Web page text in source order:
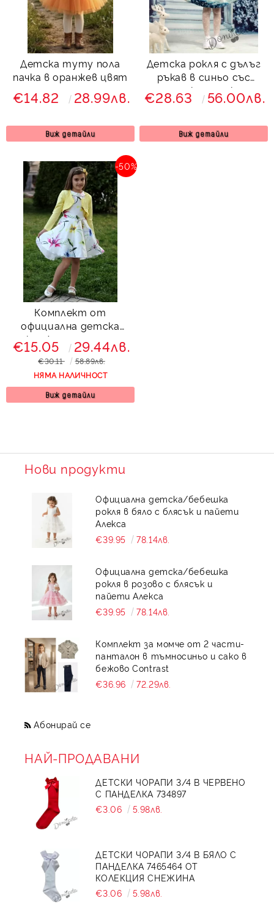
Детска туту пола
пачка в оранжев цвят
€14.82 28.99лв.
Виж детайли
Детска рокля с дълъг
ръкав в синьо със
зимна картинка с
къщички Снежана
€28.63 56.00лв.
Виж детайли
Комплект от
официална детска
рокля Аглая с пъстри
цветя и болеро в
жълто
-50%
€15.05 29.44лв.
€30.11
58.89лв.
НЯМА НАЛИЧНОСТ
Виж детайли
Нови продукти
Официална детска/бебешка
рокля в бяло с блясък и пайети
Алекса
€39.95
78.14лв.
Официална детска/бебешка
рокля в розово с блясък и
пайети Алекса
€39.95
78.14лв.
Комплект за момче от 2 части-
панталон в тъмносиньо и сако в
бежово Contrast
€36.96
72.29лв.
Абонирай се
НАЙ-ПРОДАВАНИ
ДЕТСКИ ЧОРАПИ 3/4 В ЧЕРВЕНО
С ПАНДЕЛКА 734897
€3.06
5.98лв.
ДЕТСКИ ЧОРАПИ 3/4 В БЯЛО С
ПАНДЕЛКА 7465464 ОТ
КОЛЕКЦИЯ СНЕЖИНА
€3.06
5.98лв.